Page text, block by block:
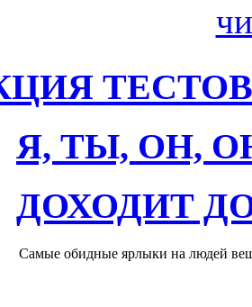
ТЕСТОВ
Я, ТЫ, ОН,
ДОХОДИТ
Самые обидные ярлыки на людей